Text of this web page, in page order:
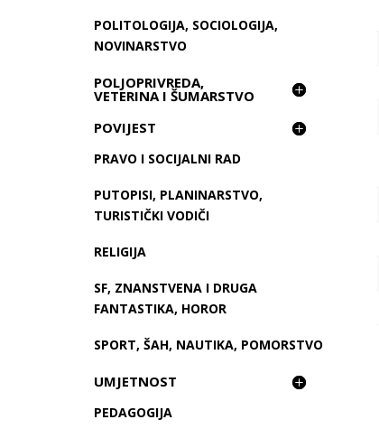
POLITOLOGIJA, SOCIOLOGIJA,
NOVINARSTVO
POLJOPRIVREDA,
VETERINA I ŠUMARSTVO
POVIJEST
PRAVO I SOCIJALNI RAD
PUTOPISI, PLANINARSTVO,
TURISTIČKI VODIČI
RELIGIJA
SF, ZNANSTVENA I DRUGA
FANTASTIKA, HOROR
SPORT, ŠAH, NAUTIKA, POMORSTVO
UMJETNOST
PEDAGOGIJA